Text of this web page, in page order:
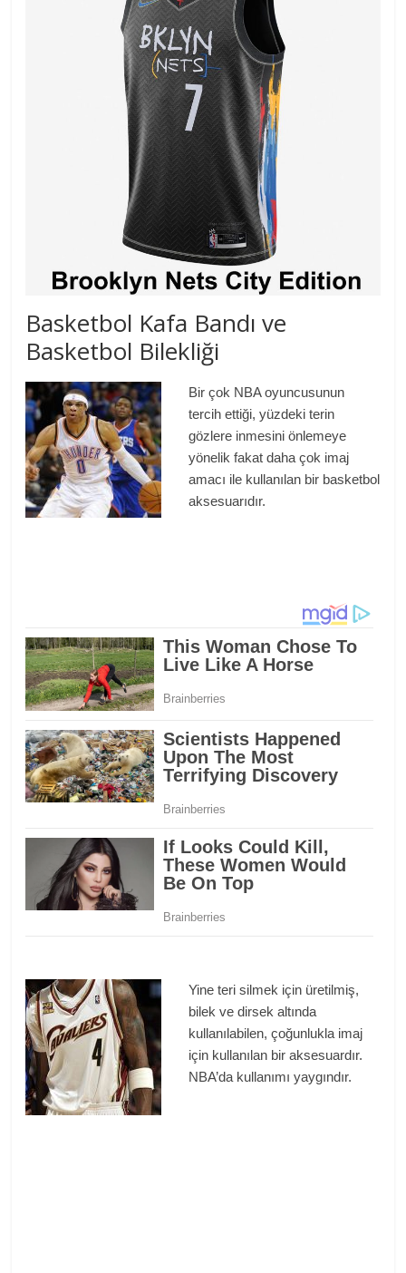
Basketbol Kafa Bandı ve
Basketbol Bilekliği
Bir çok NBA oyuncusunun
tercih ettiği, yüzdeki terin
gözlere inmesini önlemeye
yönelik fakat daha çok imaj
amacı ile kullanılan bir basketbol
aksesuarıdır.
Yine teri silmek için üretilmiş,
bilek ve dirsek altında
kullanılabilen, çoğunlukla imaj
için kullanılan bir aksesuardır.
NBA’da kullanımı yaygındır.